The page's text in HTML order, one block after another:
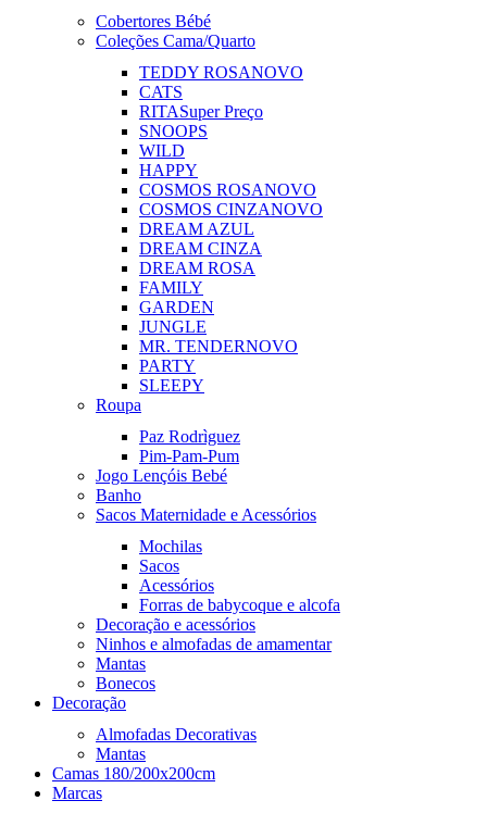
Cobertores Bébé
Coleções Cama/Quarto
TEDDY ROSANOVO
CATS
RITASuper Preço
SNOOPS
WILD
HAPPY
COSMOS ROSANOVO
COSMOS CINZANOVO
DREAM AZUL
DREAM CINZA
DREAM ROSA
FAMILY
GARDEN
JUNGLE
MR. TENDERNOVO
PARTY
SLEEPY
Roupa
Paz Rodrìguez
Pim-Pam-Pum
Jogo Lençóis Bebé
Banho
Sacos Maternidade e Acessórios
Mochilas
Sacos
Acessórios
Forras de babycoque e alcofa
Decoração e acessórios
Ninhos e almofadas de amamentar
Mantas
Bonecos
Decoração
Almofadas Decorativas
Mantas
Camas 180/200x200cm
Marcas